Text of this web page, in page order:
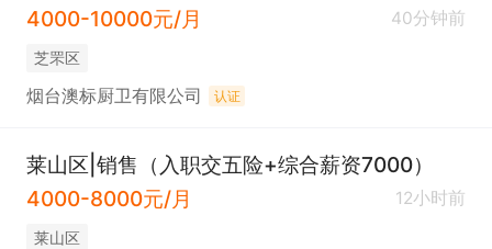
4000-10000元/月
40分钟前
芝罘区
烟台澳标厨卫有限公司 认证
莱山区|销售（入职交五险+综合薪资7000）
4000-8000元/月
12小时前
莱山区